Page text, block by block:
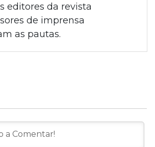
editores da revista
de imprensa
as pautas.